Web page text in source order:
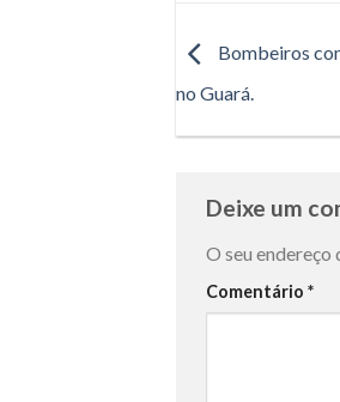
Bombeiros
no Guará.
Deixe um
O seu endereço
Comentário *